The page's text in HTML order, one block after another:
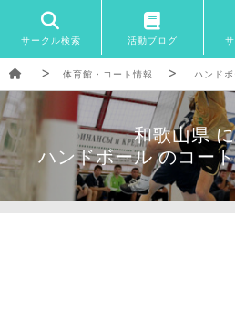
サークル検索 活動ブログ
体育館・コート情報 ハンド
和歌山県
ハンドボール のコー